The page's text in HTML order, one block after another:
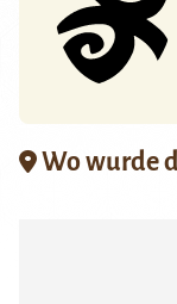
Wo wurde